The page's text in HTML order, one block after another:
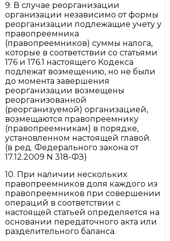
9. В случае реорганизации
организации независимо от формы
реорганизации подлежащие учету у
правопреемника
(правопреемников) суммы налога,
которые в соответствии со статьями
176 и 176.1 настоящего Кодекса
подлежат возмещению, но не были
до момента завершения
реорганизации возмещены
реорганизованной
(реорганизуемой) организацией,
возмещаются правопреемнику
(правопреемникам) в порядке,
установленном настоящей главой.
(в ред. Федерального закона от
17.12.2009 N 318-ФЗ)
10. При наличии нескольких
правопреемников доля каждого из
правопреемников при совершении
операций в соответствии с
настоящей статьей определяется на
основании передаточного акта или
разделительного баланса.